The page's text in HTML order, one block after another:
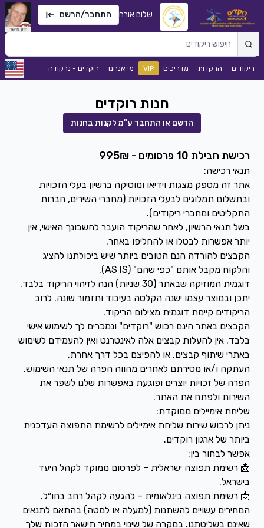
שלום אורח התחבר/הרשם
ריקודים הרקדות מדריכים VIP מי אנחנו רוקדים - נרקודה
חנות רוקדים
הרשם או התחבר ע"מ לקנות בחנות
רכישת חבילת 10 פרסומים - 995₪
תנאי רכישה:
אתר זה מספק מצגות וידיאו ומוסיקה ברשיון בעלי הזכויות
ובתשלום תמלוגים לבעלי הזכויות (מחברי השירים, חברות
בשל תנאי הרשיון, לאחר שהריקוד הועבר לחשבונך האישי, אין
יותר אפשרות לבטלו או להחליפו באחר.
הקבצים להורדה הנם הטובים ביותר שיש ביכולתנו להציג
דוגמית המוזיקה שבאתר (30 שניות) הנה לזיהוי הריקוד בלבד.
יתכן ובמוצר עצמו ישנה הקלטה בעיבוד ותזמור שונה. לרוב
הריקודים קיימת דוגמית מצילום הריקוד.
הקבצים באתר הינם רכוש "רוקדים" ונמכרים לך לשימוש אישי
בלבד. אין להעלות קבצים אלה לאינטרנט ואין להעמידם לשימוש
העתקה ו/או מסירתם לאחרים מהווה הפרה של תנאי השימוש,
הפרה של זכויות יוצרים ופוגעת באפשרות שלנו לשפר את
השירות ולפתח את האתר.
ניתן לרכוש שירות שליחת אימיילים לרשימת התפוצה העדכנית
📩 רשימת תפוצה ישראלית – לפרסום ממוקד לקהל היעד
📩 רשימת תפוצה בינלאומית – להגעה לקהל רחב בחו״ל.
המחירים עשויים להשתנות (למעלה או למטה) בהתאם לתנאים
שאינם בשליטתנו. במקרה של שינוי במחיר תישאר הזכות שלך